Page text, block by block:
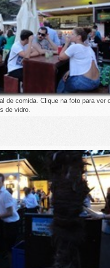
de comida. Clique na foto para ver
de vidro.